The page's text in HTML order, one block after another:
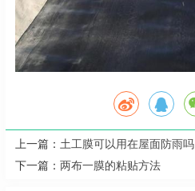
上一篇： 土工膜可以用在屋面防雨吗
下一篇： 两布一膜的粘贴方法